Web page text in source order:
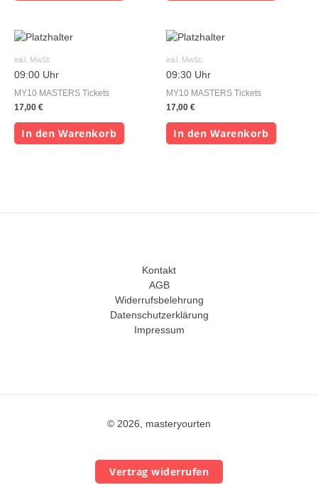
inkl. MwSt.
09:00 Uhr
MY10 MASTERS Tickets
17,00 €
In den Warenkorb
inkl. MwSt.
09:30 Uhr
MY10 MASTERS Tickets
17,00 €
In den Warenkorb
Kontakt
AGB
Widerrufsbelehrung
Datenschutzerklärung
Impressum
© 2026, masteryourten
Vertrag widerrufen